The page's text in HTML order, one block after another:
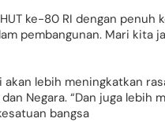
ke-80 RI dengan penuh
pembangunan. Mari kita
lebih meningkatkan
Negara. “Dan juga lebih
bangsa